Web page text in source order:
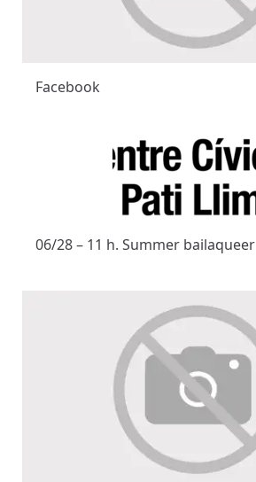
Facebook
06/28 – 11 h. Summer bailaqueer